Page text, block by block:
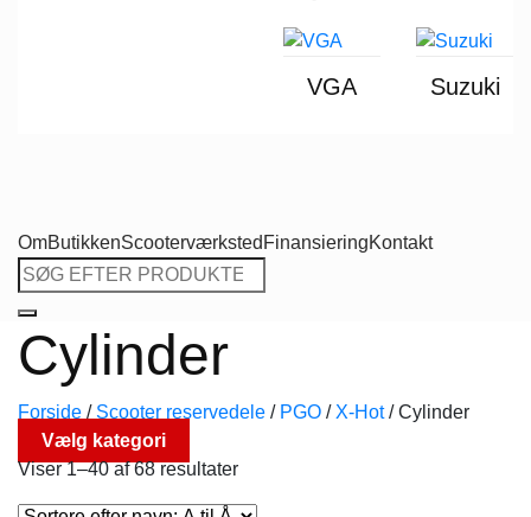
VGA Suzuki
OmButikkenScooterværksted FinansieringKontakt
Søg
efter:
Cylinder
Forside / Scooter reservedele / PGO / X-Hot /Cylinder
Vælg kategori
Viser 1–40 af 68 resultater